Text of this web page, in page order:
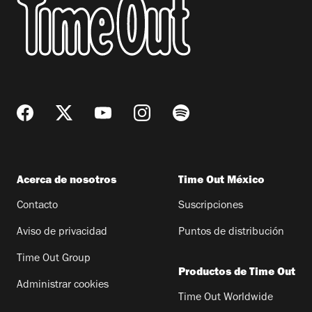
Acerca de nosotros
Contacto
Aviso de privacidad
Time Out Group
Administrar cookies
Time Out México
Suscripciones
Puntos de distribución
Productos de Time Out
Time Out Worldwide